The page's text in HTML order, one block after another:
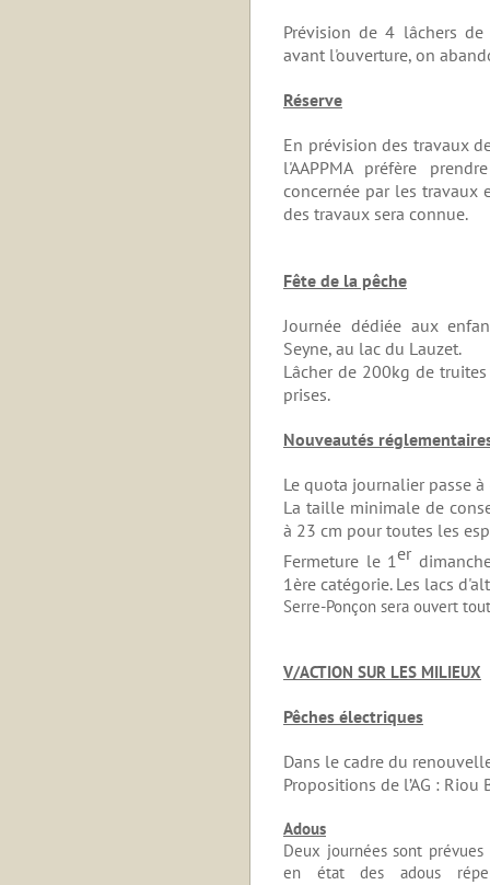
Prévision de 4 lâchers
avant l'ouverture, on
Réserve
En prévision des travaux
l'AAPPMA préfère
concernée par les travaux
des travaux sera connue.
Fête de la pêche
Journée dédiée aux
Seyne, au lac du Lauzet.
Lâcher de 200kg de
prises.
Nouveautés
Le quota journalier passe
La taille minimale de
à 23 cm pour toutes les
Fermeture le 1er
1ère catégorie. Les lacs
Serre-Ponçon sera ouvert
V/ACTION SUR LES MILIEUX
Pêches électriques
Dans le cadre du
Propositions de l’AG : Riou
Adous
Deux journées sont
en état des adous